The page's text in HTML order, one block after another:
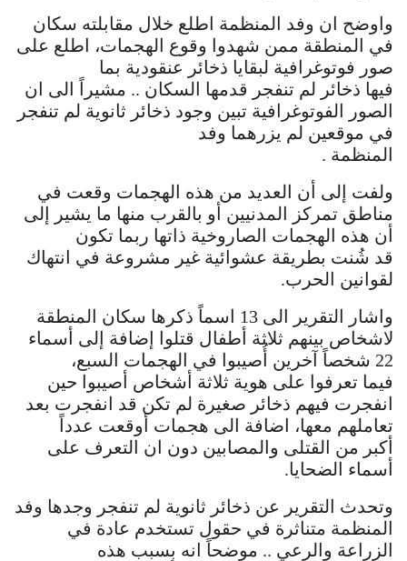
واوضح ان وفد المنظمة اطلع خلال مقابلته سكان
في المنطقة ممن شهدوا وقوع الهجمات، اطلع على
صور فوتوغرافية لبقايا ذخائر عنقودية بما
فيها ذخائر لم تنفجر قدمها السكان .. مشيراً الى ان
الصور الفوتوغرافية تبين وجود ذخائر ثانوية لم تنفجر
في موقعين لم يزرهما وفد
المنظمة .
ولفت إلى أن العديد من هذه الهجمات وقعت في
مناطق تمركز المدنيين أو بالقرب منها ما يشير إلى
أن هذه الهجمات الصاروخية ذاتها ربما تكون
قد شُنت بطريقة عشوائية غير مشروعة في انتهاك
لقوانين الحرب.
واشار التقرير الى 13 اسماً ذكرها سكان المنطقة
لاشخاص بينهم ثلاثة أطفال قتلوا إضافة إلى أسماء
22 شخصاً آخرين أُصيبوا في الهجمات السبع،
فيما تعرفوا على هوية ثلاثة أشخاص أصيبوا حين
انفجرت فيهم ذخائر صغيرة لم تكن قد انفجرت بعد
تعاملهم معها، اضافة الى هجمات أوقعت عدداً
أكبر من القتلى والمصابين دون ان التعرف على
أسماء الضحايا.
وتحدث التقرير عن ذخائر ثانوية لم تنفجر وجدها وفد
المنظمة متناثرة في حقول تستخدم عادة في
الزراعة والرعي .. موضحاً انه بسبب هذه